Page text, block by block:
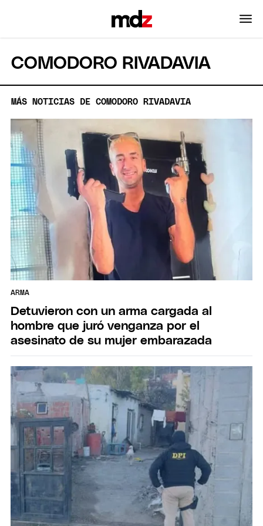
COMODORO RIVADAVIA
MÁS NOTICIAS DE COMODORO RIVADAVIA
ARMA
Detuvieron con un arma cargada al
hombre que juró venganza por el
asesinato de su mujer embarazada